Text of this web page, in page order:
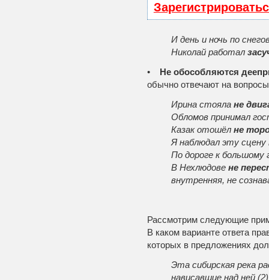
И день и ночь по
Николай работал
•
Не обособляются
обычно отвечают на
Ирина стояла не
Обломов принимал
Казак отошёл не
Я наблюдал эту сцену
По дороге к большому
В Нехлюдове не
внутренняя, не
Рассмотрим следующие
В каком варианте ответа
которых в предложениях
Эта сибирская река
нависавшие над ней